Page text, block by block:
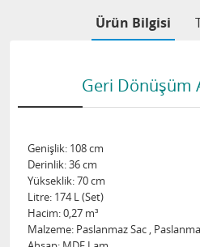
Ürün Bilgisi
Geri Dönüşüm
Genişlik: 108 cm
Derinlik: 36 cm
Yükseklik: 70 cm
Litre: 174 L (Set)
Hacim: 0,27 m³
Malzeme: Paslanmaz Sac ,